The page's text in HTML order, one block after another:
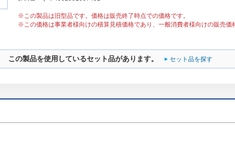
※この製品は旧型品です。価格は販売終了時点での価格です。
※この価格は事業者様向けの積算見積価格であり、一般消費者様向けの販売価
この製品を使用しているセット品があります。 セット品を探す